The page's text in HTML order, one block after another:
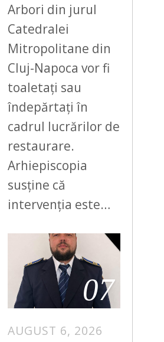
Arbori din jurul
Catedralei
Mitropolitane din
Cluj-Napoca vor fi
toaletați sau
îndepărtați în
cadrul lucrărilor de
restaurare.
Arhiepiscopia
susține că
intervenția este…
07
AUGUST 6, 2026